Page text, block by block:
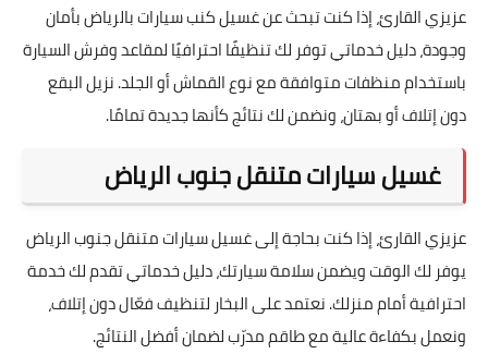
عزيزي القارئ، إذا كنت تبحث عن غسيل كنب سيارات بالرياض بأمان
وجودة، دليل خدماتي توفر لك تنظيفًا احترافيًا لمقاعد وفرش السيارة
باستخدام منظفات متوافقة مع نوع القماش أو الجلد. نزيل البقع
دون إتلاف أو بهتان، ونضمن لك نتائج كأنها جديدة تمامًا.
غسيل سيارات متنقل جنوب الرياض
عزيزي القارئ، إذا كنت بحاجة إلى غسيل سيارات متنقل جنوب الرياض
يوفر لك الوقت ويضمن سلامة سيارتك، دليل خدماتي تقدم لك خدمة
احترافية أمام منزلك. نعتمد على البخار لتنظيف فعّال دون إتلاف،
ونعمل بكفاءة عالية مع طاقم مدرّب لضمان أفضل النتائج.